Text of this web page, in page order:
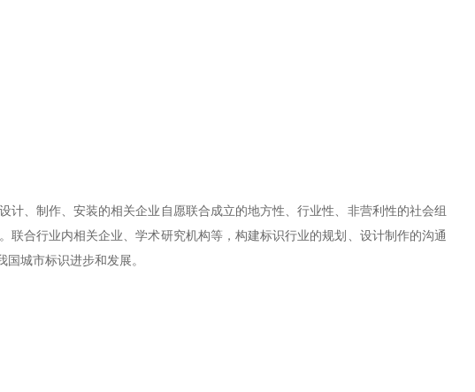
、制作、安装的相关企业自愿联合成立的地方性、行业性、非营利性的社会组
合行业内相关企业、学术研究机构等，构建标识行业的规划、设计制作的沟通
城市标识进步和发展。